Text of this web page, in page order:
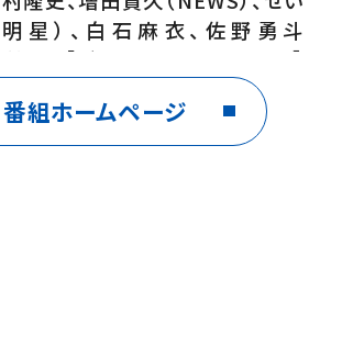
星）、白石麻衣、佐野勇斗
科カナ【ゴチVIPチャレンジャー】
内涼真【ゴチ進行】羽鳥慎一＜い
タリ売ってゴチになります！＞
形貴弘（パンサー）、島崎遥香、西
番組ホームページ